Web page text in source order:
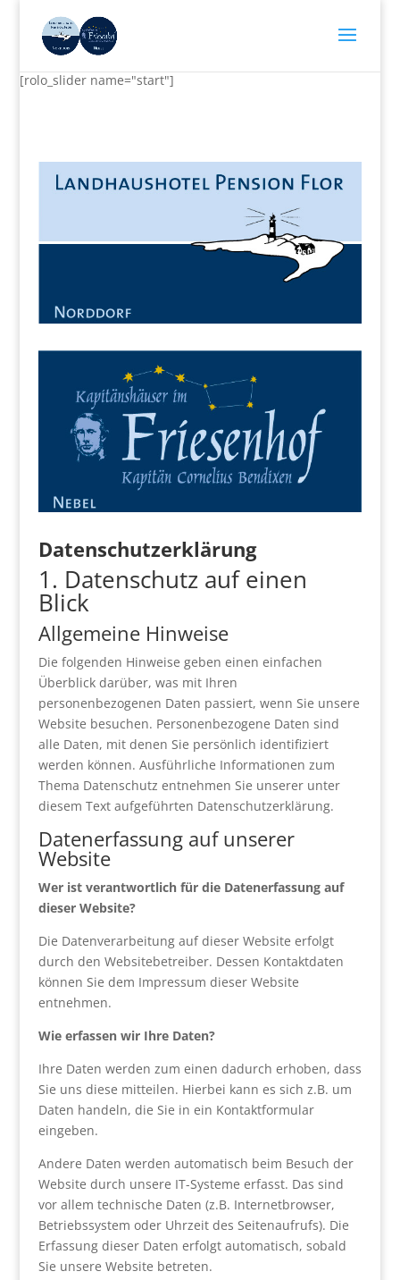
[rolo_slider name="start"]
Datenschutzerklärung
1. Datenschutz auf einen
Blick
Allgemeine Hinweise
Die folgenden Hinweise geben einen einfachen
Überblick darüber, was mit Ihren
personenbezogenen Daten passiert, wenn Sie unsere
Website besuchen. Personenbezogene Daten sind
alle Daten, mit denen Sie persönlich identifiziert
werden können. Ausführliche Informationen zum
Thema Datenschutz entnehmen Sie unserer unter
diesem Text aufgeführten Datenschutzerklärung.
Datenerfassung auf unserer
Website
Wer ist verantwortlich für die Datenerfassung auf
dieser Website?
Die Datenverarbeitung auf dieser Website erfolgt
durch den Websitebetreiber. Dessen Kontaktdaten
können Sie dem Impressum dieser Website
entnehmen.
Wie erfassen wir Ihre Daten?
Ihre Daten werden zum einen dadurch erhoben, dass
Sie uns diese mitteilen. Hierbei kann es sich z.B. um
Daten handeln, die Sie in ein Kontaktformular
eingeben.
Andere Daten werden automatisch beim Besuch der
Website durch unsere IT-Systeme erfasst. Das sind
vor allem technische Daten (z.B. Internetbrowser,
Betriebssystem oder Uhrzeit des Seitenaufrufs). Die
Erfassung dieser Daten erfolgt automatisch, sobald
Sie unsere Website betreten.